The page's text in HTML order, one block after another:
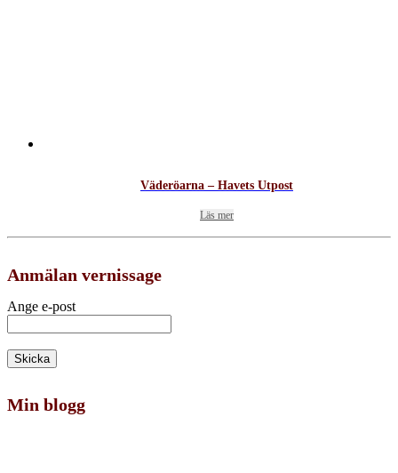
Väderöarna – Havets Utpost
Läs mer
Anmälan vernissage
Ange e-post
Min blogg